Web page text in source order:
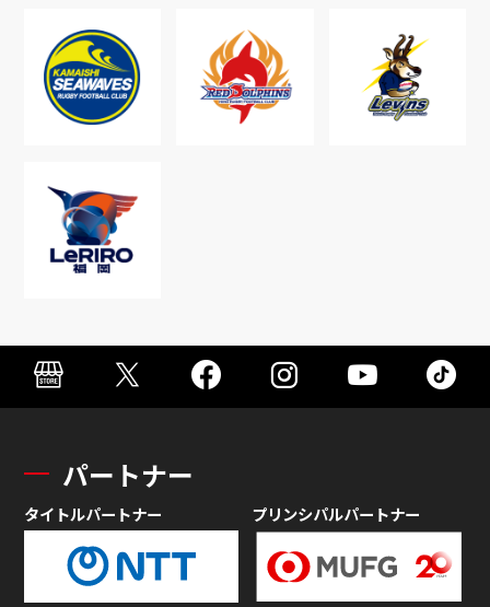
パートナー
タイトルパートナー プリンシパルパートナー